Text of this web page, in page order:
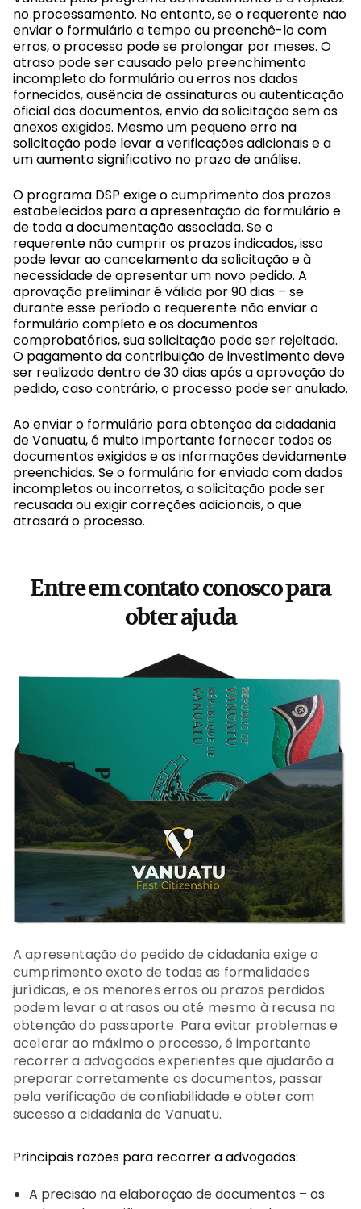
no processamento. No entanto, se o requerente não
enviar o formulário a tempo ou preenchê-lo com
erros, o processo pode se prolongar por meses. O
atraso pode ser causado pelo preenchimento
incompleto do formulário ou erros nos dados
fornecidos, ausência de assinaturas ou autenticação
oficial dos documentos, envio da solicitação sem os
anexos exigidos. Mesmo um pequeno erro na
solicitação pode levar a verificações adicionais e a
um aumento significativo no prazo de análise.
O programa DSP exige o cumprimento dos prazos
estabelecidos para a apresentação do formulário e
de toda a documentação associada. Se o
requerente não cumprir os prazos indicados, isso
pode levar ao cancelamento da solicitação e à
necessidade de apresentar um novo pedido. A
aprovação preliminar é válida por 90 dias – se
durante esse período o requerente não enviar o
formulário completo e os documentos
comprobatórios, sua solicitação pode ser rejeitada.
O pagamento da contribuição de investimento deve
ser realizado dentro de 30 dias após a aprovação do
pedido, caso contrário, o processo pode ser anulado.
Ao enviar o formulário para obtenção da cidadania
de Vanuatu, é muito importante fornecer todos os
documentos exigidos e as informações devidamente
preenchidas. Se o formulário for enviado com dados
incompletos ou incorretos, a solicitação pode ser
recusada ou exigir correções adicionais, o que
atrasará o processo.
Entre em contato conosco para
obter ajuda
A apresentação do pedido de cidadania exige o
cumprimento exato de todas as formalidades
jurídicas, e os menores erros ou prazos perdidos
podem levar a atrasos ou até mesmo à recusa na
obtenção do passaporte. Para evitar problemas e
acelerar ao máximo o processo, é importante
recorrer a advogados experientes que ajudarão a
preparar corretamente os documentos, passar
pela verificação de confiabilidade e obter com
sucesso a cidadania de Vanuatu.
Principais razões para recorrer a advogados:
A precisão na elaboração de documentos – os